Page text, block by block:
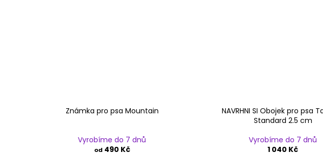
Známka pro psa Mountain
Vyrobíme do 7 dnů
od 490 Kč
NAVRHNI SI Obojek pro psa
Standard 2.5 cm
Vyrobíme do 7 dnů
1 040 Kč